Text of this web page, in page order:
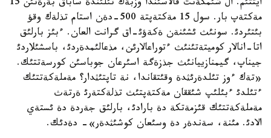
ايتتئم. ال شئمكةنت قالاسئندا وزبةك تئلئندة ساباق بةرةتئن 15
مةكتةپ بار. سول 15 مةكتةپتة 500-دةن استام تذلةك وقؤ
بئتئردئ. سونئث ئشئنةن ةكةؤئ-اق گرانت العان. ءبئز بارلئق
اتا-انالار كوميتةتئنئث ءتوراعالارئن، مذعالئمدةردئ، باسشئلاردئ
جيناپ، گيمنازييانئث جذزةگة اسئرعان جوباسئن كورسةتتئك.
«تةك ءوز تئلدةرئثدة وقئتقاندا، نة تاپتئثدار؟ مةملةكةتتئك
ءتئلدئ ءبئلئپ شئققان مةكتةپتئث تذلةكتةرئ ةرتةث
مةملةكةتتئك قئزمةتكة دة بارادئ، بارلئق جةردة دة ئستةي
الادئ. مئنة، سةندةر دة وسئعان كوشئثدةر»- دةدئك.